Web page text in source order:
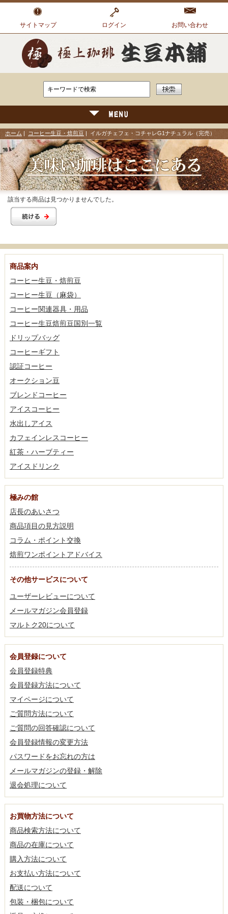
サイトマップ ログイン お問い合わせ
ホーム コーヒー生豆・焙煎豆 | イルガチェフェ・コチャレG1ナチュラル（完売）
該当する商品は見つかりませんでした。
商品案内
コーヒー生豆・焙煎豆
コーヒー生豆（麻袋）
コーヒー関連器具・用品
コーヒー生豆焙煎豆国別一覧
ドリップバッグ
コーヒーギフト
認証コーヒー
オークション豆
ブレンドコーヒー
アイスコーヒー
水出しアイス
カフェインレスコーヒー
紅茶・ハーブティー
アイスドリンク
極みの館
店長のあいさつ
商品項目の見方説明
コラム・ポイント交換
焙煎ワンポイントアドバイス
その他サービスについて
ユーザーレビューについて
メールマガジン会員登録
マルトク20について
会員登録について
会員登録特典
会員登録方法について
マイページについて
ご質問方法について
ご質問の回答確認について
会員登録情報の変更方法
パスワードをお忘れの方は
メールマガジンの登録・解除
退会処理について
お買物方法について
商品検索方法について
商品の在庫について
購入方法について
お支払い方法について
配送について
包装・梱包について